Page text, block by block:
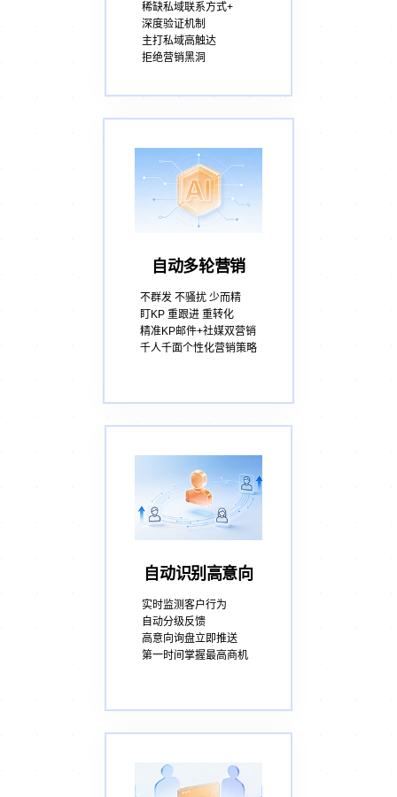
稀缺私域联系方式+
深度验证机制
主打私域高触达
拒绝营销黑洞
自动多轮营销
不群发 不骚扰 少而精
盯KP 重跟进 重转化
精准KP邮件+社媒双营销
千人千面个性化营销策略
自动识别高意向
实时监测客户行为
自动分级反馈
高意向询盘立即推送
第一时间掌握最高商机